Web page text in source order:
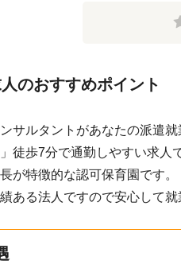
のおすすめポイント
サルタントがあなたの派遣就
徒歩7分で通勤しやすい求人で
が特徴的な認可保育園です。
ある法人ですので安心して就